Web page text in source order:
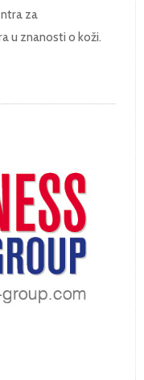
za
u znanosti o koži.